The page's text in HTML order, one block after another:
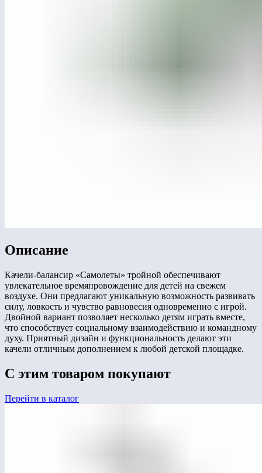
Описание
Качели-балансир «Самолеты» тройной обеспечивают
увлекательное времяпровождение для детей на свежем
воздухе. Они предлагают уникальную возможность развивать
силу, ловкость и чувство равновесия одновременно с игрой.
Двойной вариант позволяет несколько детям играть вместе,
что способствует социальному взаимодействию и командному
духу. Приятный дизайн и функциональность делают эти
качели отличным дополнением к любой детской площадке.
С этим товаром покупают
Перейти в каталог